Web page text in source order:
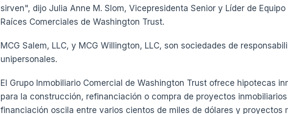
sirven", dijo Julia Anne M. Slom, Vicepresidenta Senior y Líder de Equipo
Raíces Comerciales de Washington Trust.
MCG Salem, LLC, y MCG Willington, LLC, son sociedades de
unipersonales.
El Grupo Inmobiliario Comercial de Washington Trust ofrece hipotecas
para la construcción, refinanciación o compra de proyectos
financiación oscila entre varios cientos de miles de dólares y proyectos